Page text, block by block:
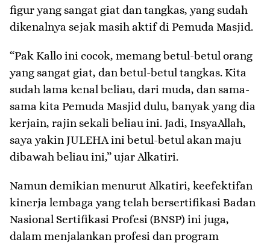
figur yang sangat giat dan tangkas, yang sudah
dikenalnya sejak masih aktif di Pemuda Masjid.
“Pak Kallo ini cocok, memang betul-betul orang
yang sangat giat, dan betul-betul tangkas. Kita
sudah lama kenal beliau, dari muda, dan sama-
sama kita Pemuda Masjid dulu, banyak yang dia
kerjain, rajin sekali beliau ini. Jadi, InsyaAllah,
saya yakin JULEHA ini betul-betul akan maju
dibawah beliau ini,” ujar Alkatiri.
Namun demikian menurut Alkatiri, keefektifan
kinerja lembaga yang telah bersertifikasi Badan
Nasional Sertifikasi Profesi (BNSP) ini juga,
dalam menjalankan profesi dan program